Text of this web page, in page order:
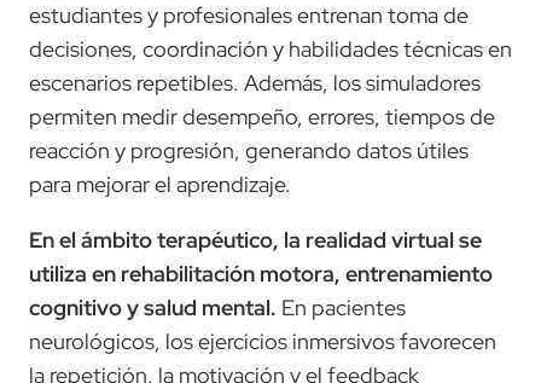
estudiantes y profesionales entrenan toma de
decisiones, coordinación y habilidades técnicas en
escenarios repetibles. Además, los simuladores
permiten medir desempeño, errores, tiempos de
reacción y progresión, generando datos útiles
para mejorar el aprendizaje.
En el ámbito terapéutico, la realidad virtual se
utiliza en rehabilitación motora, entrenamiento
cognitivo y salud mental. En pacientes
neurológicos, los ejercicios inmersivos favorecen
la repetición, la motivación y el feedback